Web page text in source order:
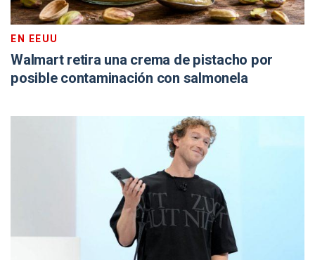
EN EEUU
Walmart retira una crema de pistacho por
posible contaminación con salmonela